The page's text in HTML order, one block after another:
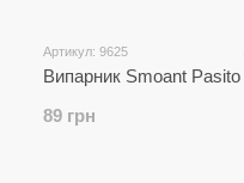
Артикул: 9625
Випарник Smoant
89 грн